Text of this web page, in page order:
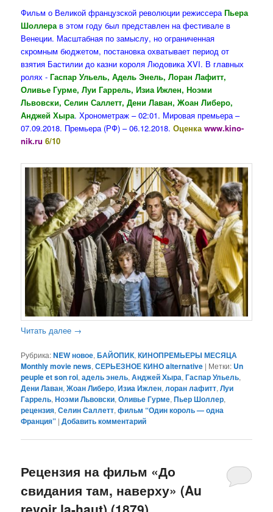
Фильм о Великой французской революции режиссераПьера
Шоллера в этом году был представлен на фестивале в
Венеции. Масштабная по замыслу, но ограниченная
скромным бюджетом, постановка охватывает период от
взятия Бастилии до казни короля Людовика XVI. В главных
ролях -Гаспар Ульель, Адель Энель, Лоран Лафитт,
Оливье Гурме, Луи Гаррель, Изиа Ижлен, Ноэми
Львовски, Селин Саллетт, Дени Лаван, Жоан Либеро,
Анджей Хыра. Хронометраж – 02:01. Мировая премьера –
07.09.2018. Премьера (РФ) – 06.12.2018.Оценка www.kino-
nik.ru6/10
Читать далее →
Рубрика:NEW новое,БАЙОПИК,КИНОПРЕМЬЕРЫ МЕСЯЦА
Monthly movie news,СЕРЬЕЗНОЕ КИНО alternative | Метки: Un
peuple et son roi,адель энель,Анджей Хыра,Гаспар Ульель,
Дени Лаван,Жоан Либеро,Изиа Ижлен,лоран лафитт,Луи
Гаррель,Ноэми Львовски,Оливье Гурме,Пьер Шоллер,
рецензия,Селин Саллетт,фильм “Один король — одна
Франция” |Добавить комментарий
Рецензия на фильм «До
свидания там, наверху» (Au